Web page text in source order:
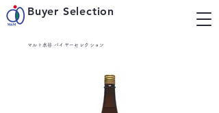
Buyer Selection
マルト水谷 バイヤーセレクション